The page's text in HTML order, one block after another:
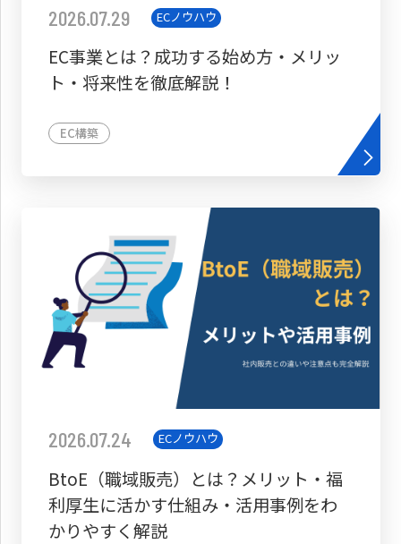
2026.07.29 ECノウハウ
EC事業とは？成功する始め方・メリッ
ト・将来性を徹底解説！
EC構築
2026.07.24 ECノウハウ
BtoE（職域販売）とは？メリット・福
利厚生に活かす仕組み・活用事例をわ
かりやすく解説